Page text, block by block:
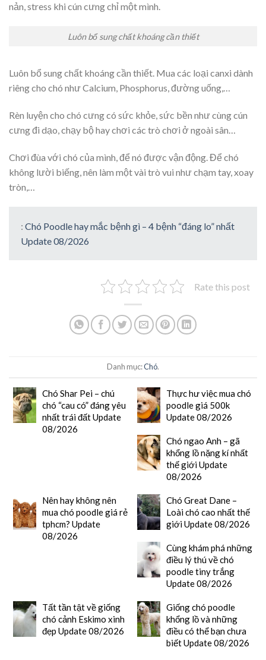
nản, stress khi cún cưng chỉ một mình.
Luôn bổ sung chất khoáng cần thiết
Luôn bổ sung chất khoáng cần thiết. Mua các loại canxi dành
riêng cho chó như Calcium, Phosphorus, đường uống,…
Rèn luyện cho chó cưng có sức khỏe, sức bền như cùng cún
cưng đi dạo, chạy bộ hay chơi các trò chơi ở ngoài sân…
Chơi đùa với chó của mình, để nó được vận động. Để chó
không lười biếng, nên làm một vài trò vui như chạm tay, xoay
tròn,…
: Chó Poodle hay mắc bệnh gì – 4 bệnh “đáng lo” nhất
Update 08/2026
Rate this post
Danh mục:Chó.
Chó Shar Pei – chú
chó “cau có” đáng yêu
nhất trái đất Update
08/2026
Thực hư việc mua chó
poodle giá 500k
Update 08/2026
Chó ngao Anh – gã
khổng lồ nặng kí nhất
thế giới Update
08/2026
Nên hay không nên
mua chó poodle giá rẻ
tphcm? Update
08/2026
Chó Great Dane –
Loài chó cao nhất thế
giới Update 08/2026
Cùng khám phá những
điều lý thú về chó
poodle tiny trắng
Update 08/2026
Tất tần tật về giống
chó cảnh Eskimo xinh
đẹp Update 08/2026
Giống chó poodle
khổng lồ và những
điều có thể bạn chưa
biết Update 08/2026